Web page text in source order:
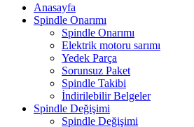
Anasayfa
Spindle Onarımı
Spindle Onarımı
Elektrik motoru sarımı
Yedek Parça
Sorunsuz Paket
Spindle Takibi
İndirilebilir Belgeler
Spindle Değişimi
Spindle Değişimi